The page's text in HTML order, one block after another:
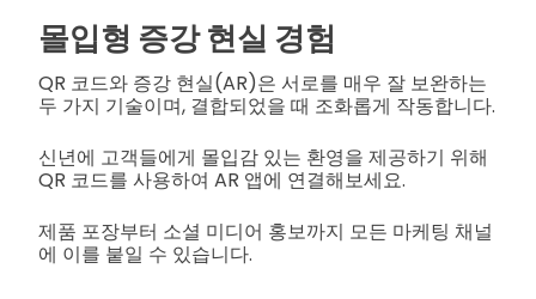
몰입형 증강 현실 경험
QR 코드와 증강 현실(AR)은 서로를 매우 잘 보완하는
두 가지 기술이며, 결합되었을 때 조화롭게 작동합니다.
신년에 고객들에게 몰입감 있는 환영을 제공하기 위해
QR 코드를 사용하여 AR 앱에 연결해보세요.
제품 포장부터 소셜 미디어 홍보까지 모든 마케팅 채널
에 이를 붙일 수 있습니다.